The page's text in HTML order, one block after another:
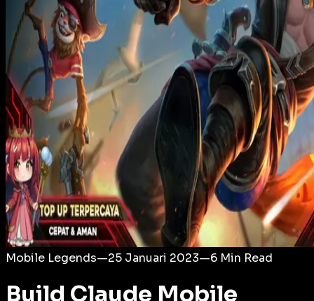
Login
Mobile Legends—25 Januari 2023—6 Min Read
Build Claude Mobile